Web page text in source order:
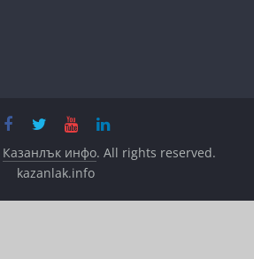
Казанлък инфо. All rights reserved.
kazanlak.info